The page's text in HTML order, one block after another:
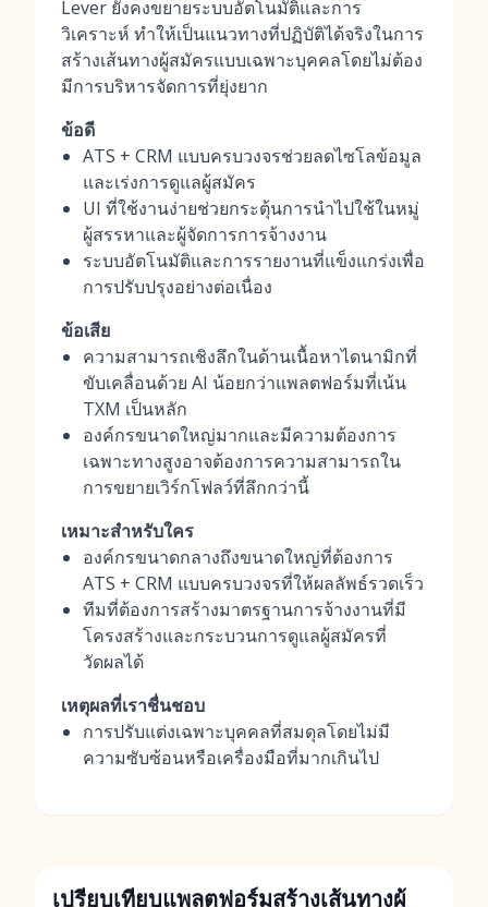
Lever ยังคงขยายระบบอัตโนมัติและการ
วิเคราะห์ ทำให้เป็นแนวทางที่ปฏิบัติได้จริงในการ
สร้างเส้นทางผู้สมัครแบบเฉพาะบุคคลโดยไม่ต้อง
มีการบริหารจัดการที่ยุ่งยาก
ข้อดี
ATS + CRM แบบครบวงจรช่วยลดไซโลข้อมูล
และเร่งการดูแลผู้สมัคร
UI ที่ใช้งานง่ายช่วยกระตุ้นการนำไปใช้ในหมู่
ผู้สรรหาและผู้จัดการการจ้างงาน
ระบบอัตโนมัติและการรายงานที่แข็งแกร่งเพื่อ
การปรับปรุงอย่างต่อเนื่อง
ข้อเสีย
ความสามารถเชิงลึกในด้านเนื้อหาไดนามิกที่
ขับเคลื่อนด้วย AI น้อยกว่าแพลตฟอร์มที่เน้น
TXM เป็นหลัก
องค์กรขนาดใหญ่มากและมีความต้องการ
เฉพาะทางสูงอาจต้องการความสามารถใน
การขยายเวิร์กโฟลว์ที่ลึกกว่านี้
เหมาะสำหรับใคร
องค์กรขนาดกลางถึงขนาดใหญ่ที่ต้องการ
ATS + CRM แบบครบวงจรที่ให้ผลลัพธ์รวดเร็ว
ทีมที่ต้องการสร้างมาตรฐานการจ้างงานที่มี
โครงสร้างและกระบวนการดูแลผู้สมัครที่
วัดผลได้
เหตุผลที่เราชื่นชอบ
การปรับแต่งเฉพาะบุคคลที่สมดุลโดยไม่มี
ความซับซ้อนหรือเครื่องมือที่มากเกินไป
เปรียบเทียบแพลตฟอร์มสร้างเส้นทางผู้